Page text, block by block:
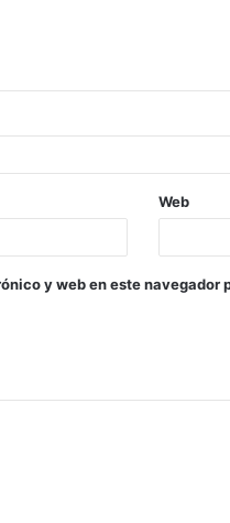
Web
y web en este navegador